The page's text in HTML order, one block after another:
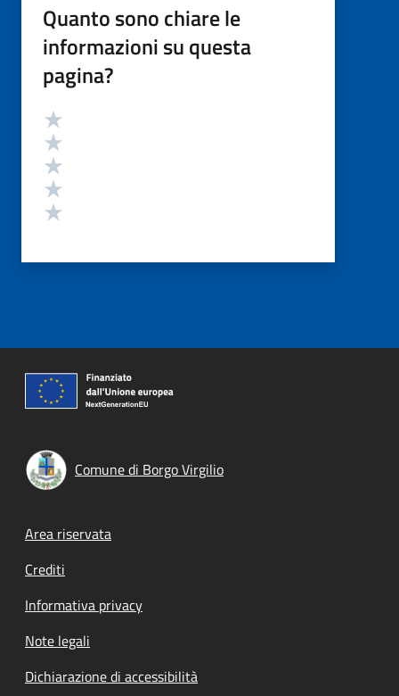
Quanto sono chiare le
informazioni su questa
pagina?
Valutazione
Comune di Borgo Virgilio
Footer menu
Area riservata
Crediti
Informativa privacy
Note legali
Dichiarazione di accessibilità